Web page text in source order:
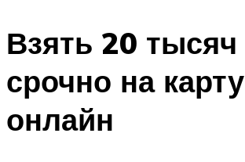
Взять 20 тысяч
срочно на карту
онлайн